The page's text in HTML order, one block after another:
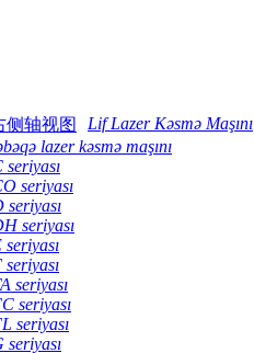
Lif Lazer Kəsmə Maşını
lazer kəsmə maşını
seriyası
seriyası
seriyası
seriyası
seriyası
seriyası
seriyası
seriyası
seriyası
seriyası